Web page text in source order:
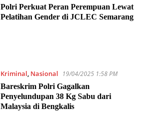
AM
Polri Perkuat Peran Perempuan Lewat
Pelatihan Gender di JCLEC Semarang
Kriminal, Nasional
19/04/2025 1:58 PM
Bareskrim Polri Gagalkan
Penyelundupan 38 Kg Sabu dari
Malaysia di Bengkalis